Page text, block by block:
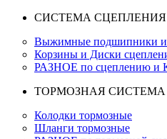
СИСТЕМА
Выжимные подшипники и
Корзины и Диски
РАЗНОЕ по сцеплению и
ТОРМОЗНАЯ СИСТЕМА
Колодки тормозные
Шланги тормозные